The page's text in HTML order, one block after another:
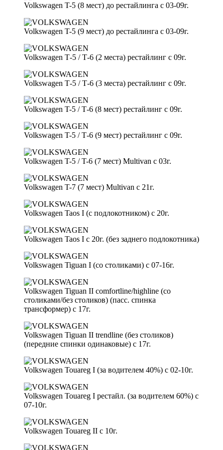
Volkswagen T-5 (8 мест) до рестайлинга с 03-09г.
Volkswagen T-5 (9 мест) до рестайлинга с 03-09г.
Volkswagen Т-5 / Т-6 (2 места) рестайлинг с 09г.
Volkswagen Т-5 / Т-6 (3 места) рестайлинг с 09г.
Volkswagen T-5 / Т-6 (8 мест) рестайлинг с 09г.
Volkswagen T-5 / Т-6 (9 мест) рестайлинг с 09г.
Volkswagen T-5 / T-6 (7 мест) Multivan c 03г.
Volkswagen T-7 (7 мест) Multivan c 21г.
Volkswagen Taos I (с подлокотником) c 20г.
Volkswagen Taos I c 20г. (без заднего подлокотника)
Volkswagen Tiguan I (со столиками) с 07-16г.
Volkswagen Tiguan II comfortline/highline (со
столиками/без столиков) (пасс. спинка
трансформер) c 17г.
Volkswagen Tiguan II trendline (без столиков)
(передние спинки одинаковые) c 17г.
Volkswagen Touareg I (за водителем 40%) с 02-10г.
Volkswagen Touareg I рестайл. (за водителем 60%) с
07-10г.
Volkswagen Touareg II c 10г.